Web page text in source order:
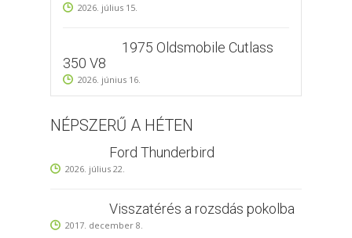
2026. július 15.
1975 Oldsmobile Cutlass
350 V8
2026. június 16.
NÉPSZERŰ A HÉTEN
Ford Thunderbird
2026. július 22.
Visszatérés a rozsdás pokolba
2017. december 8.